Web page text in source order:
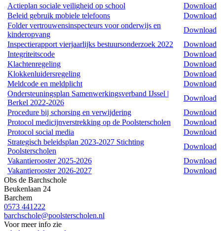
Actieplan sociale veiligheid op school
Download
Beleid gebruik mobiele telefoons
Download
Folder vertrouwensinspecteurs voor onderwijs en
kinderopvang
Download
Inspectierapport vierjaarlijks bestuursonderzoek 2022
Download
Integriteitscode
Download
Klachtenregeling
Download
Klokkenluidersregeling
Download
Meldcode en meldplicht
Download
Ondersteuningsplan Samenwerkingsverband IJssel |
Berkel 2022-2026
Download
Procedure bij schorsing en verwijdering
Download
Protocol medicijnverstrekking op de Poolsterscholen
Download
Protocol social media
Download
Strategisch beleidsplan 2023-2027 Stichting
Poolsterscholen
Download
Vakantierooster 2025-2026
Download
Vakantierooster 2026-2027
Download
Obs de Barchschole
Beukenlaan 24
Barchem
0573 441222
barchschole@poolsterscholen.nl
Voor meer info zie